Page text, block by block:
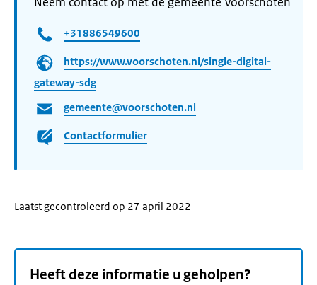
+31886549600
https://www.voorschoten.nl/single-digital-
gateway-sdg
gemeente@voorschoten.nl
Contactformulier
Laatst gecontroleerd op 27 april 2022
Heeft deze informatie u geholpen?